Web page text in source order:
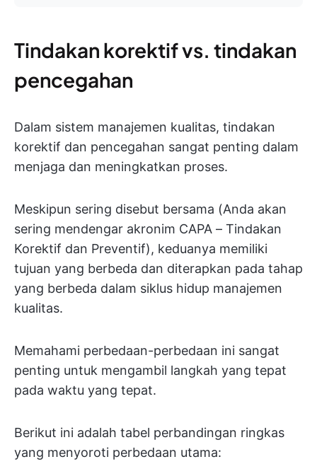
Tindakan korektif vs. tindakan
pencegahan
Dalam sistem manajemen kualitas, tindakan
korektif dan pencegahan sangat penting dalam
menjaga dan meningkatkan proses.
Meskipun sering disebut bersama (Anda akan
sering mendengar akronim CAPA – Tindakan
Korektif dan Preventif), keduanya memiliki
tujuan yang berbeda dan diterapkan pada tahap
yang berbeda dalam siklus hidup manajemen
kualitas.
Memahami perbedaan-perbedaan ini sangat
penting untuk mengambil langkah yang tepat
pada waktu yang tepat.
Berikut ini adalah tabel perbandingan ringkas
yang menyoroti perbedaan utama: